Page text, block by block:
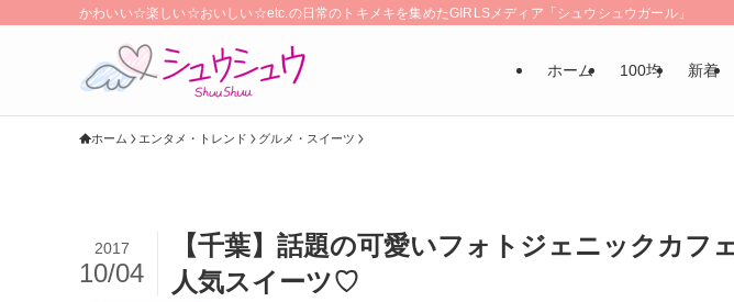
かわいい☆楽しい☆おいしい☆etc.の日常のトキメキを集めたGIRLSメディア「シュウシュウガール」
ホーム 100均 新着
ホーム エンタメ・トレンド グルメ・スイーツ
【千葉】話題の可愛いフォトジェニックカフ
人気スイーツ♡
2017
10/04